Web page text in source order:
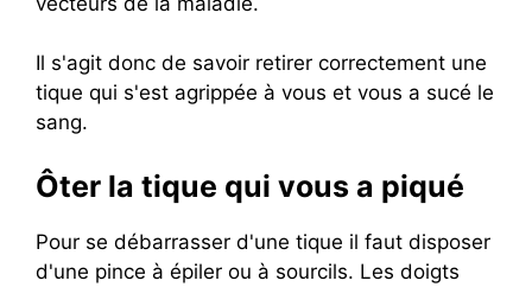
Il s'agit donc de savoir retirer correctement une
tique qui s'est agrippée à vous et vous a sucé le
sang.
Ôter la tique qui vous a piqué
Pour se débarrasser d'une tique il faut disposer
d'une pince à épiler ou à sourcils. Les doigts